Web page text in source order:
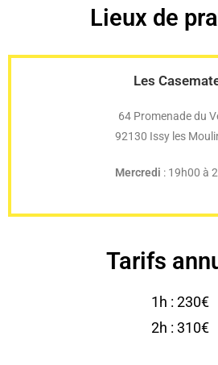
Lieux de
Les
64 Promenade du
92130 Issy les
Mercredi : 19h00 à
Tarifs
1h : 230€
2h : 310€